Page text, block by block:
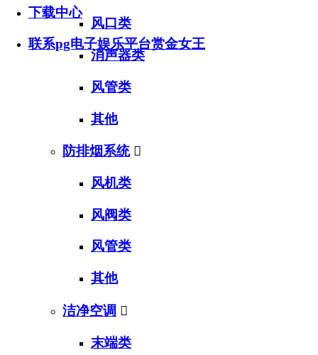
下载中心
联系pg电子娱乐平台赏金女王
风口类
消声器类
风管类
其他
防排烟系统 
风机类
风阀类
风管类
其他
洁净空调 
末端类